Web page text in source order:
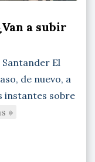
a subir
Santander El
de nuevo, a
instantes sobre
»